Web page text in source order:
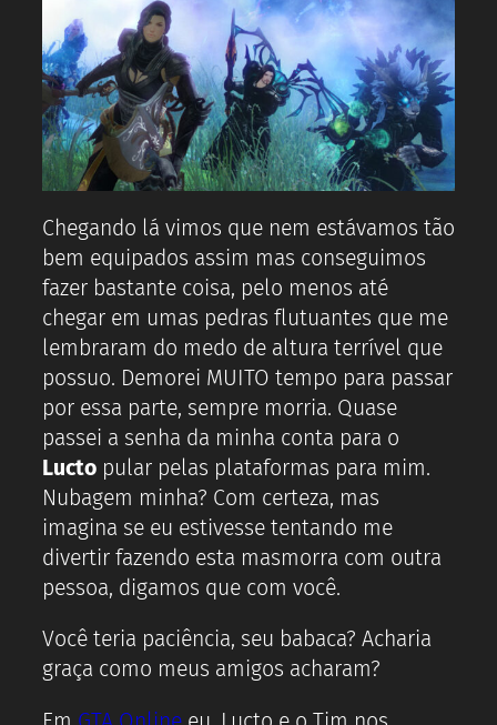
Chegando lá vimos que nem estávamos tão
bem equipados assim mas conseguimos
fazer bastante coisa, pelo menos até
chegar em umas pedras flutuantes que me
lembraram do medo de altura terrível que
possuo. Demorei MUITO tempo para passar
por essa parte, sempre morria. Quase
passei a senha da minha conta para o
Lucto pular pelas plataformas para mim.
Nubagem minha? Com certeza, mas
imagina se eu estivesse tentando me
divertir fazendo esta masmorra com outra
pessoa, digamos que com você.
Você teria paciência, seu babaca? Acharia
graça como meus amigos acharam?